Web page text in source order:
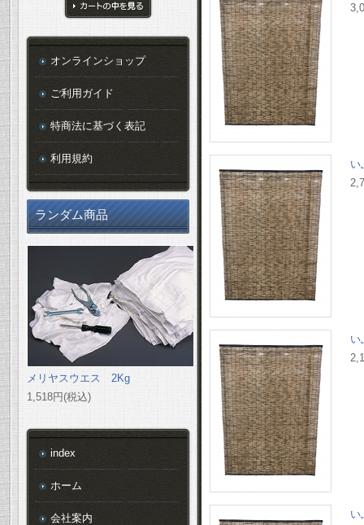
い
い
い
オンラインショップ
ご利用ガイド
特商法に基づく表記
利用規約
ランダム商品
メリヤスウエス 2Kg
1,518円(税込)
index
ホーム
会社案内